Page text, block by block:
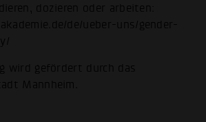
dozieren oder arbeiten:
de/ueber-uns/gender-
wird gefördert durch das
Mannheim.